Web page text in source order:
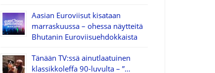
Aasian Euroviisut kisataan
marraskuussa – ohessa näytteitä
Bhutanin Euroviisuehdokkaista
Tänään TV:ssä ainutlaatuinen
klassikkoleffa 90-luvulta – ”…